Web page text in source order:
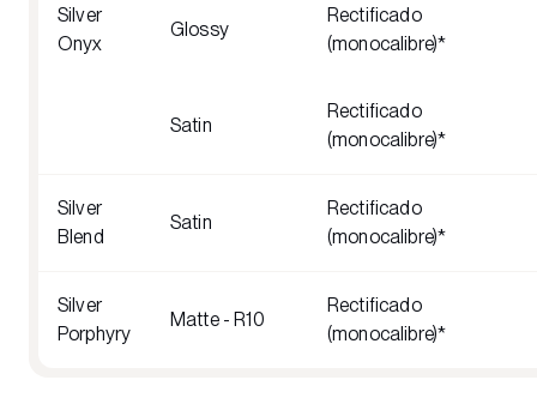
Silver
Onyx
Glossy
Rectificado
(monocalibre)*
Satin
Rectificado
(monocalibre)*
Silver
Blend
Satin
Rectificado
(monocalibre)*
Silver
Porphyry
Matte - R10
Rectificado
(monocalibre)*